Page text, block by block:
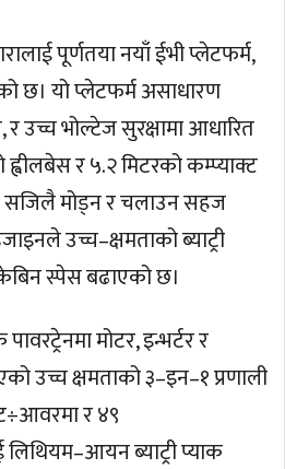
पूर्णतया नयाँ ईभी प्लेटफर्म,
छ। यो प्लेटफर्म असाधारण
उच्च भोल्टेज सुरक्षामा आधारित
र ५.२ मिटरको कम्प्याक्ट
सजिलै मोड्न र चलाउन सहज
उच्च–क्षमताको ब्याट्री
स्पेस बढाएको छ।
मोटर, इन्भर्टर र
उच्च क्षमताको ३–इन–१ प्रणाली
र ४९
ब्याट्री प्याक